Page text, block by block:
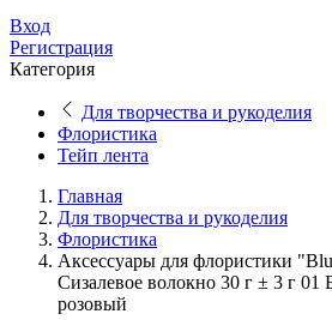
Вход
Регистрация
Категория
Для творчества и рукоделия
Флористика
Тейп лента
Главная
Для творчества и рукоделия
Флористика
Аксессуары для флористики
Сизалевое волокно 30 г ± 3 г 01
розовый